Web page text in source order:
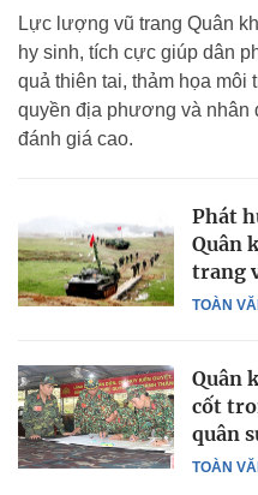
Lực lượng vũ trang Quân
hy sinh, tích cực giúp dân
quả thiên tai, thảm họa
quyền địa phương và nhân
đánh giá cao.
TOÀN
Phát
Quân
trang
TOÀN
Quân
cốt
quân